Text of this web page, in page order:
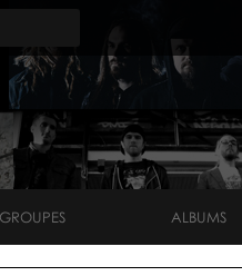
GROUPES ALBUMS